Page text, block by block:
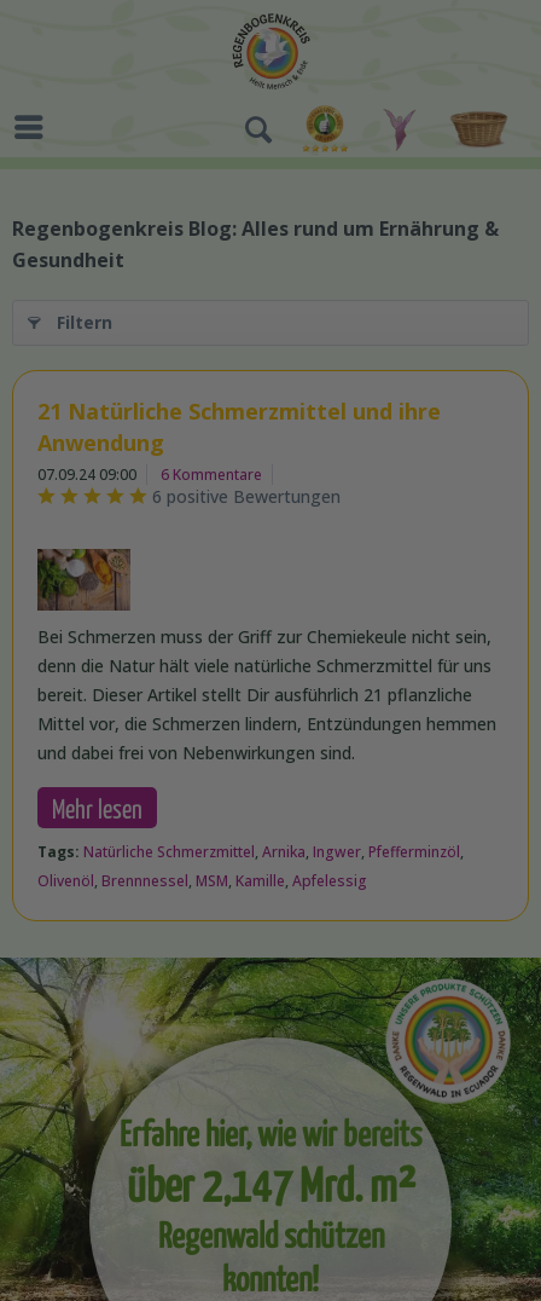
Regenbogenkreis Blog: Alles rund um Ernährung &
Gesundheit
Filtern
21 Natürliche Schmerzmittel und ihre
Anwendung
07.09.24 09:00 6 Kommentare
6 positive Bewertungen
Bei Schmerzen muss der Griff zur Chemiekeule nicht sein,
denn die Natur hält viele natürliche Schmerzmittel für uns
bereit. Dieser Artikel stellt Dir ausführlich 21 pflanzliche
Mittel vor, die Schmerzen lindern, Entzündungen hemmen
und dabei frei von Nebenwirkungen sind.
Mehr lesen
Tags: Natürliche Schmerzmittel, Arnika, Ingwer, Pfefferminzöl,
Olivenöl, Brennnessel, MSM, Kamille, Apfelessig
Erfahre hier, wie wir bereits
über 2,147 Mrd. m²
Regenwald schützen
konnten!